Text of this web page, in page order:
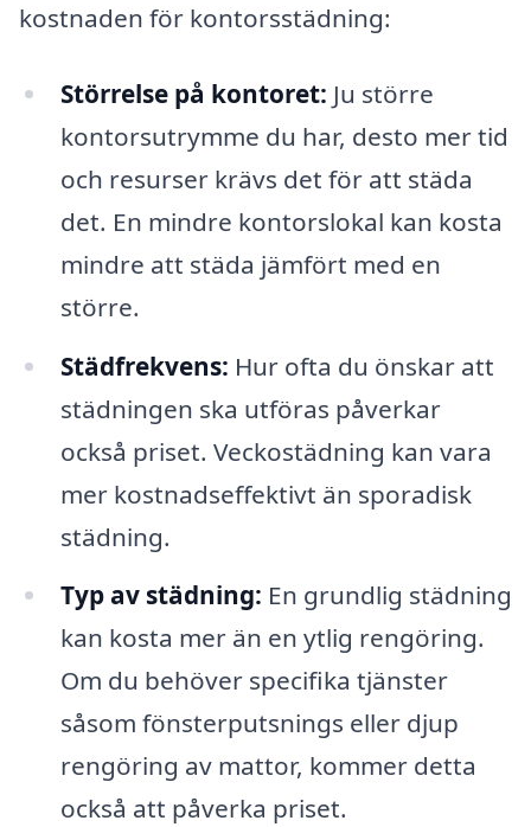
kostnaden för kontorsstädning:
Störrelse på kontoret: Ju större
kontorsutrymme du har, desto mer tid
och resurser krävs det för att städa
det. En mindre kontorslokal kan kosta
mindre att städa jämfört med en
större.
Städfrekvens: Hur ofta du önskar att
städningen ska utföras påverkar
också priset. Veckostädning kan vara
mer kostnadseffektivt än sporadisk
städning.
Typ av städning: En grundlig städning
kan kosta mer än en ytlig rengöring.
Om du behöver specifika tjänster
såsom fönsterputsnings eller djup
rengöring av mattor, kommer detta
också att påverka priset.